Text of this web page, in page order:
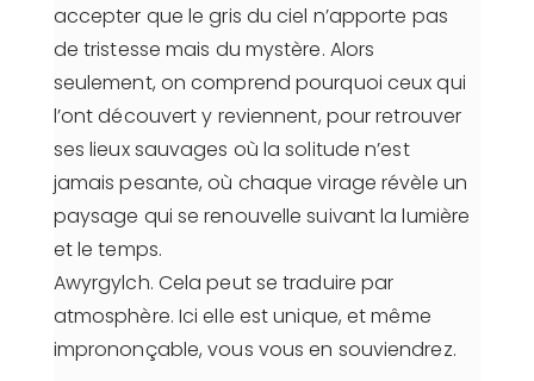
accepter que le gris du ciel n’apporte pas
de tristesse mais du mystère. Alors
seulement, on comprend pourquoi ceux qui
l’ont découvert y reviennent, pour retrouver
ses lieux sauvages où la solitude n’est
jamais pesante, où chaque virage révèle un
paysage qui se renouvelle suivant la lumière
et le temps.
Awyrgylch. Cela peut se traduire par
atmosphère. Ici elle est unique, et même
imprononçable, vous vous en souviendrez.